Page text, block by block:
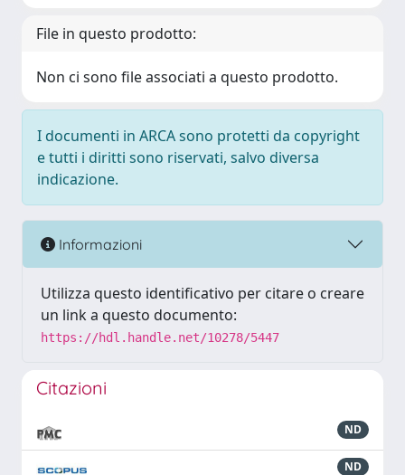
File in questo prodotto:
Non ci sono file associati a questo prodotto.
I documenti in ARCA sono protetti da copyright
e tutti i diritti sono riservati, salvo diversa
indicazione.
Informazioni
Utilizza questo identificativo per citare o creare
un link a questo documento:
https://hdl.handle.net/10278/5447
Citazioni
ND
ND